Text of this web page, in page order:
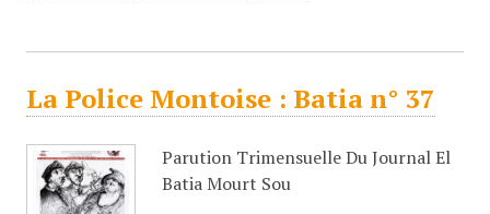
La Police Montoise : Batia n° 37
Parution Trimensuelle Du Journal El
Batia Mourt Sou